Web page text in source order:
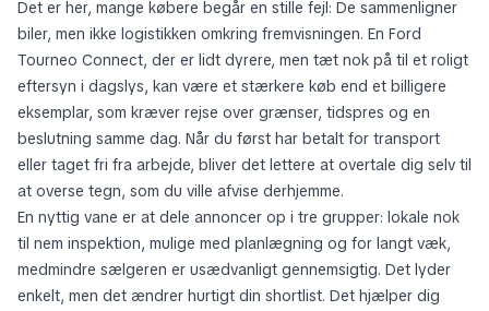
Det er her, mange købere begår en stille fejl: De sammenligner
biler, men ikke logistikken omkring fremvisningen. En Ford
Tourneo Connect, der er lidt dyrere, men tæt nok på til et roligt
eftersyn i dagslys, kan være et stærkere køb end et billigere
eksemplar, som kræver rejse over grænser, tidspres og en
beslutning samme dag. Når du først har betalt for transport
eller taget fri fra arbejde, bliver det lettere at overtale dig selv til
at overse tegn, som du ville afvise derhjemme.
En nyttig vane er at dele annoncer op i tre grupper: lokale nok
til nem inspektion, mulige med planlægning og for langt væk,
medmindre sælgeren er usædvanligt gennemsigtig. Det lyder
enkelt, men det ændrer hurtigt din shortlist. Det hjælper dig